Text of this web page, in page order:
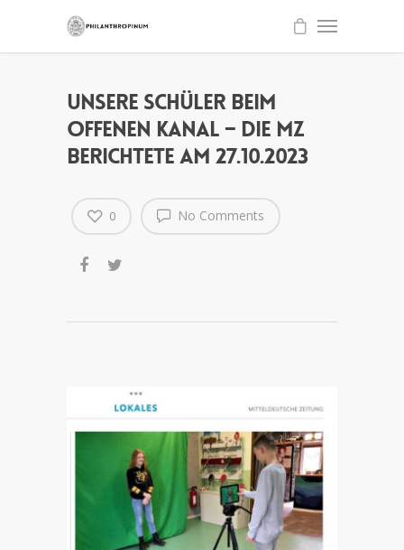
Unsere Schüler beim
Offenen Kanal – die MZ
berichtete am 27.10.2023
No Comments
0